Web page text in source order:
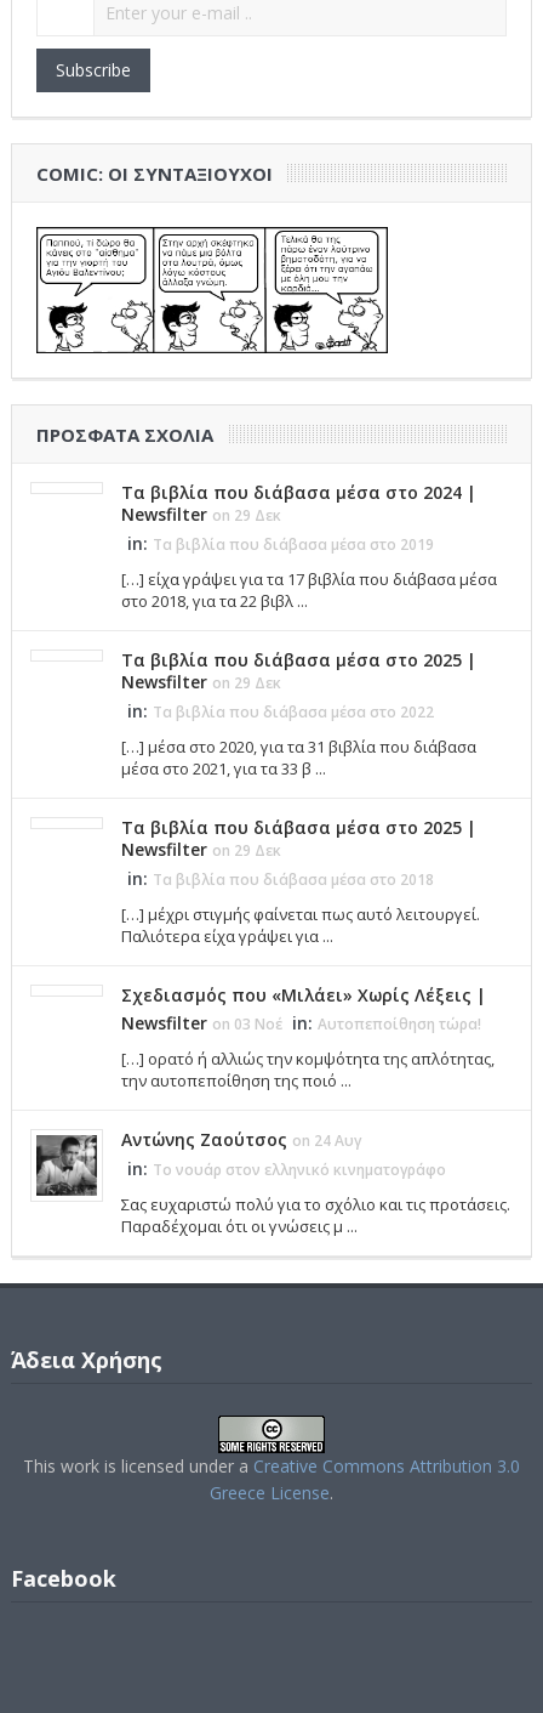
Subscribe
COMIC: ΟΙ ΣΥΝΤΑΞΙΟΎΧΟΙ
ΠΡΌΣΦΑΤΑ ΣΧΌΛΙΑ
Τα βιβλία που διάβασα μέσα στο 2024 |
Newsfilter on 29 Δεκ
in: Τα βιβλία που διάβασα μέσα στο 2019
[…] είχα γράψει για τα 17 βιβλία που διάβασα μέσα
στο 2018, για τα 22 βιβλ ...
Τα βιβλία που διάβασα μέσα στο 2025 |
Newsfilter on 29 Δεκ
in: Τα βιβλία που διάβασα μέσα στο 2022
[…] μέσα στο 2020, για τα 31 βιβλία που διάβασα
μέσα στο 2021, για τα 33 β ...
Τα βιβλία που διάβασα μέσα στο 2025 |
Newsfilter on 29 Δεκ
in: Τα βιβλία που διάβασα μέσα στο 2018
[…] μέχρι στιγμής φαίνεται πως αυτό λειτουργεί.
Παλιότερα είχα γράψει για ...
Σχεδιασμός που «Μιλάει» Χωρίς Λέξεις |
Newsfilter on 03 Νοέ in: Αυτοπεποίθηση τώρα!
[…] ορατό ή αλλιώς την κομψότητα της απλότητας,
την αυτοπεποίθηση της ποιό ...
Αντώνης Ζαούτσος on 24 Αυγ
in: Το νουάρ στον ελληνικό κινηματογράφο
Σας ευχαριστώ πολύ για το σχόλιο και τις προτάσεις.
Παραδέχομαι ότι οι γνώσεις μ ...
Άδεια Χρήσης
This work is licensed under a Creative Commons Attribution 3.0
Greece License.
Facebook